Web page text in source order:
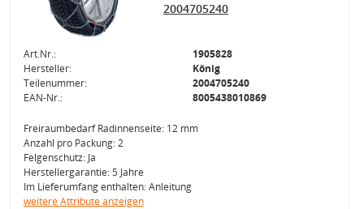
2004705240
Art.Nr.:
1905828
Hersteller:
König
Teilenummer:
2004705240
EAN-Nr.:
8005438010869
Freiraumbedarf Radinnenseite: 12 mm
Anzahl pro Packung: 2
Felgenschutz: Ja
Herstellergarantie: 5 Jahre
Im Lieferumfang enthalten: Anleitung
weitere Attribute anzeigen